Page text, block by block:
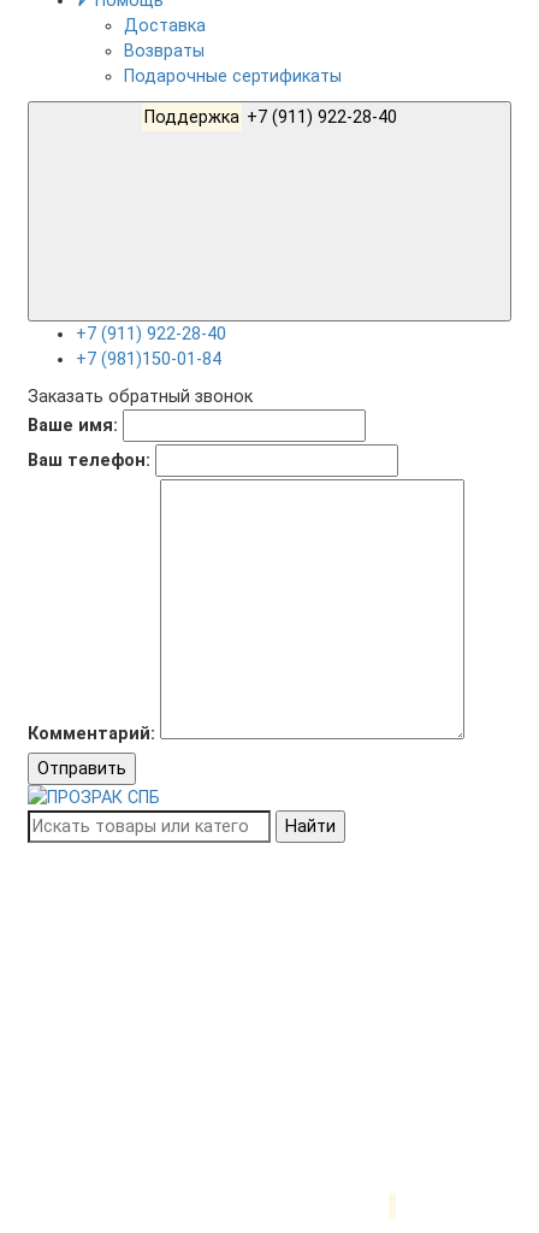
Доставка
Возвраты
Подарочные сертификаты
Поддержка
+7 (911) 922-28-40
+7 (981)150-01-84
Заказать обратный звонок
Ваше имя:
Ваш телефон:
Комментарий:
Отправить
Найти